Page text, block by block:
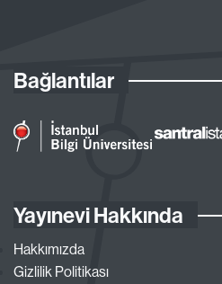
Bağlantılar
Yayınevi Hakkında
Hakkımızda
Gizlilik Politikası